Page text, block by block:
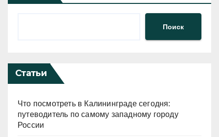
Поиск
Статьи
Что посмотреть в Калининграде сегодня:
путеводитель по самому западному городу
России